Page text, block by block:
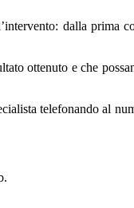
dalla prima
ottenuto e che
telefonando al